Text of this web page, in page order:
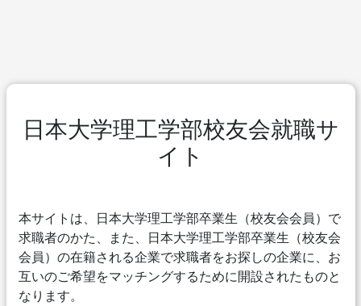
日本大学理工学部校友会就職サ
イト
本サイトは、日本大学理工学部卒業生（校友会会員）で
求職者のかた、また、日本大学理工学部卒業生（校友会
会員）の在籍される企業で求職者をお探しの企業に、お
互いのご希望をマッチングするために開設されたものと
なります。